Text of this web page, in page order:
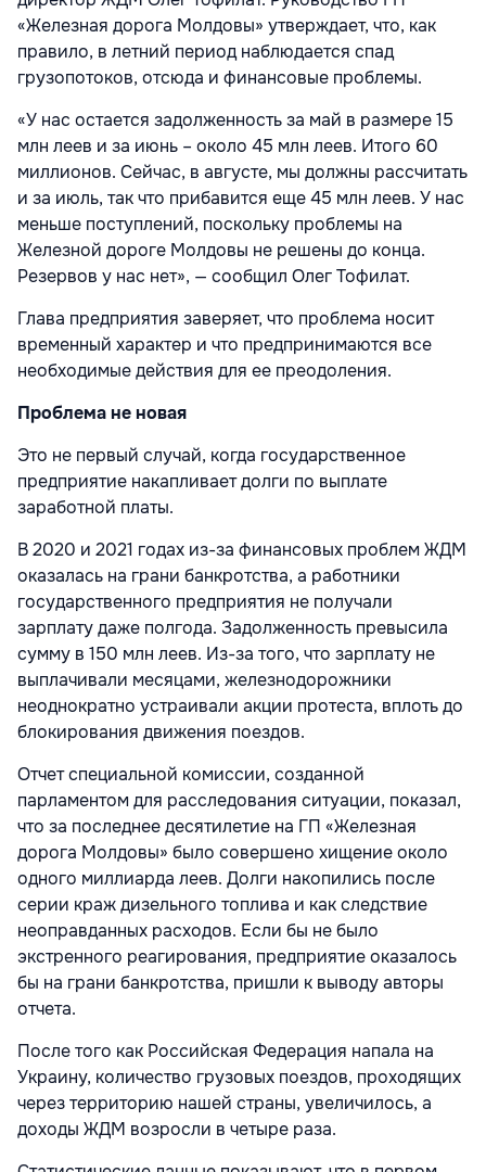
«Железная дорога Молдо­вы» утверждает, что, как
правило, в летний период наблюдается спад
грузопотоков, отсюда и финансовые проблемы.
«У нас остается задолженность за май в размере 15
млн леев и за июнь – около 45 млн леев. Итого 60
миллионов. Сейчас, в августе, мы должны рассчи­тать
и за июль, так что прибавится еще 45 млн леев. У нас
меньше поступлений, поскольку проблемы на
Железной дороге Молдовы не решены до конца.
Резервов у нас нет», — сообщил Олег Тофилат.
Глава предприятия заверяет, что про­блема носит
временный характер и что предпринимаются все
необходимые действия для ее преодоления.
Проблема не новая
Это не первый случай, когда государственное
предприятие накапливает долги по выплате
заработной платы.
В 2020 и 2021 годах из-за финансовых проблем ЖДМ
оказалась на грани бан­кротства, а работники
государственного предприятия не получали
зарплату даже полгода. Задолженность превысила
сумму в 150 млн леев. Из-за того, что зарплату не
выплачивали месяцами, железнодорож­ники
неоднократно устраивали акции про­теста, вплоть до
блокирования движения поездов.
Отчет специальной комиссии, создан­ной
парламентом для расследования ситуа­ции, показал,
что за последнее десятилетие на ГП «Железная
дорога Молдовы» было совершено хищение около
одного милли­арда леев. Долги накопились после
серии краж дизельного топлива и как следствие
неоправданных расходов. Если бы не было
экстренного реагирования, предпри­ятие оказалось
бы на грани банкротства, пришли к выводу авторы
отчета.
После того как Российская Федерация напала на
Украину, количество грузовых поездов, проходящих
через территорию нашей страны, увеличилось, а
доходы ЖДМ возросли в четыре раза.